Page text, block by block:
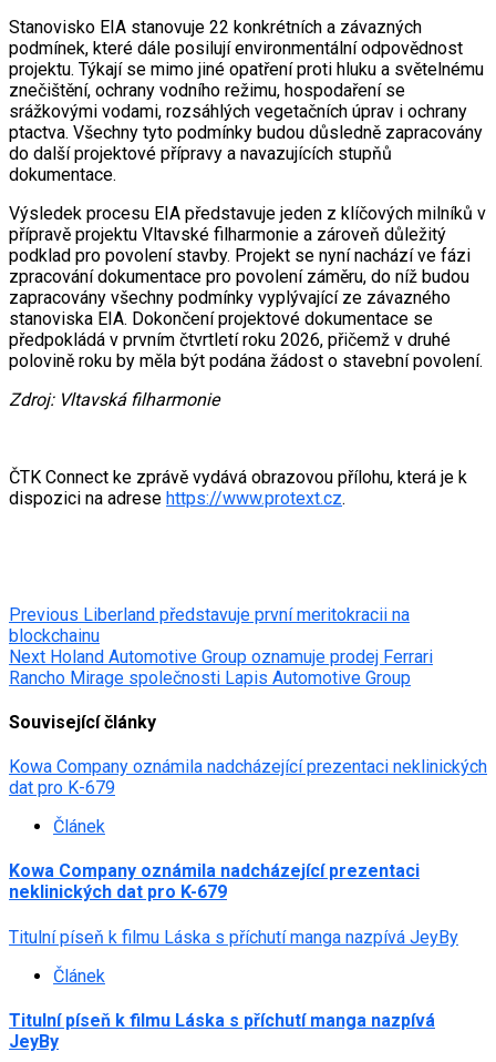
Stanovisko EIA stanovuje 22 konkrétních a závazných
podmínek, které dále posilují environmentální odpovědnost
projektu. Týkají se mimo jiné opatření proti hluku a světelnému
znečištění, ochrany vodního režimu, hospodaření se
srážkovými vodami, rozsáhlých vegetačních úprav i ochrany
ptactva. Všechny tyto podmínky budou důsledně zapracovány
do další projektové přípravy a navazujících stupňů
dokumentace.
Výsledek procesu EIA představuje jeden z klíčových milníků v
přípravě projektu Vltavské filharmonie a zároveň důležitý
podklad pro povolení stavby. Projekt se nyní nachází ve fázi
zpracování dokumentace pro povolení záměru, do níž budou
zapracovány všechny podmínky vyplývající ze závazného
stanoviska EIA. Dokončení projektové dokumentace se
předpokládá v prvním čtvrtletí roku 2026, přičemž v druhé
polovině roku by měla být podána žádost o stavební povolení.
Zdroj: Vltavská filharmonie
ČTK Connect ke zprávě vydává obrazovou přílohu, která je k
dispozici na adrese https://www.protext.cz.
Post
navigation
Previous Liberland představuje první meritokracii na
blockchainu
Next Holand Automotive Group oznamuje prodej Ferrari
Rancho Mirage společnosti Lapis Automotive Group
Související články
Kowa Company oznámila nadcházející prezentaci neklinických
dat pro K-679
Článek
Kowa Company oznámila nadcházející prezentaci
neklinických dat pro K-679
Titulní píseň k filmu Láska s příchutí manga nazpívá JeyBy
Článek
Titulní píseň k filmu Láska s příchutí manga nazpívá
JeyBy